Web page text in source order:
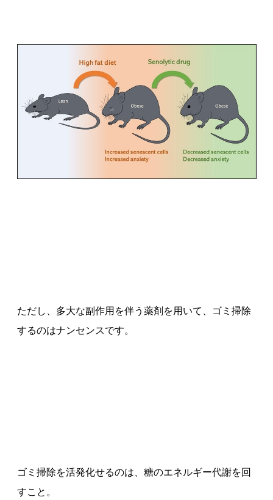
ただし、多大な副作用を伴う薬剤を用いて、ゴミ掃除
するのはナンセンスです。
ゴミ掃除を活発化せるのは、糖のエネルギー代謝を回
すこと。